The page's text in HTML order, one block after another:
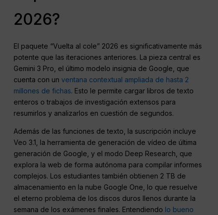
2026?
El paquete “Vuelta al cole” 2026 es significativamente más
potente que las iteraciones anteriores. La pieza central es
Gemini 3 Pro, el último modelo insignia de Google, que
cuenta con unventana contextual ampliada de hasta 2
millones de fichas. Esto le permite cargar libros de texto
enteros o trabajos de investigación extensos para
resumirlos y analizarlos en cuestión de segundos.
Además de las funciones de texto, la suscripción incluye
Veo 3.1, la herramienta de generación de vídeo de última
generación de Google, y el modo Deep Research, que
explora la web de forma autónoma para compilar informes
complejos. Los estudiantes también obtienen 2 TB de
almacenamiento en la nube Google One, lo que resuelve
el eterno problema de los discos duros llenos durante la
semana de los exámenes finales. Entendiendo lo bueno